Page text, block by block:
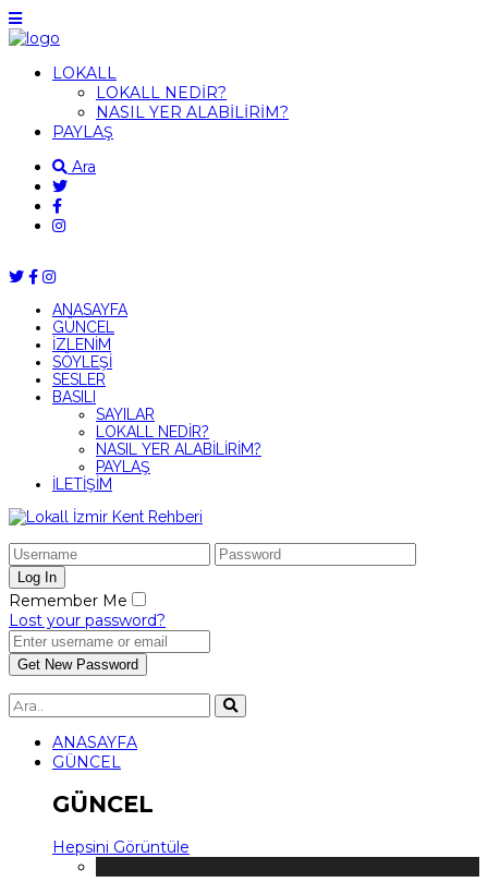
LOKALL
LOKALL NEDİR?
NASIL YER ALABİLİRİM?
PAYLAŞ
Ara
ANASAYFA
GÜNCEL
İZLENİM
SÖYLEŞİ
SESLER
BASILI
SAYILAR
LOKALL NEDİR?
NASIL YER ALABİLİRİM?
PAYLAŞ
İLETİŞİM
Remember Me
Lost your password?
ANASAYFA
GÜNCEL
GÜNCEL
Hepsini Görüntüle